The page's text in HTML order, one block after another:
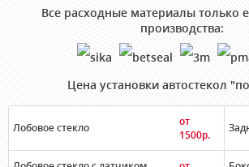
Все расходные материалы только
производства:
Цена установки автостекол
Лобовое стекло
от
1500р.